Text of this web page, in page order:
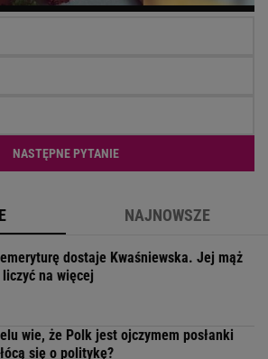
NASTĘPNE PYTANIE
NAJNOWSZE
dostaje Kwaśniewska. Jej mąż
liczyć na więcej
wie, że Polk jest ojczymem posłanki
się o politykę?